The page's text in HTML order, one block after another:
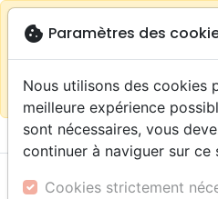
warningSelon votre
localisation (États-
sur la boutique La Maison
menu
cookie Paramètres des
Nous utilisons des cookies
meilleure expérience
sont nécessaires, vous
continuer à naviguer sur ce
Cookies strictement